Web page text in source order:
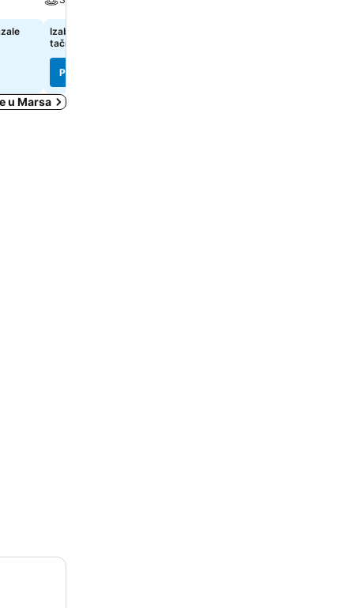
Izaberi datume da bi se prikazale
tačne cene
Pogledaj cene
u Marsa